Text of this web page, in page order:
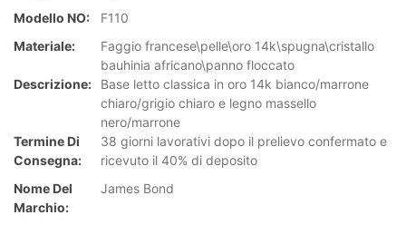
Modello NO:
F110
Materiale:
Faggio francese\pelle\oro 14k\spugna\cristallo
bauhinia africano\panno floccato
Descrizione:
Base letto classica in oro 14k bianco/marrone
chiaro/grigio chiaro e legno massello
nero/marrone
Termine Di
Consegna:
38 giorni lavorativi dopo il prelievo confermato e
ricevuto il 40% di deposito
Nome Del
Marchio:
James Bond